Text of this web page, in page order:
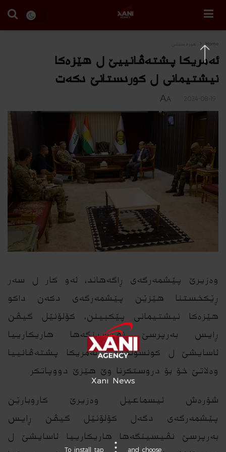
Home كوردستانى
ئه‌مریكا پشته‌ڤانییێ ل هێزه‌كا
نیشتیمانى ل كوردستانێ دكه‌ت
2024-08-19
A
A
وه‌زیرێ پێشمه‌رگه‌ى ڕاگه‌هاند، ئه‌و كار ل سه‌ر
ڕێكخستنا هێزێن پێشمه‌رگه‌ى دكه‌ن داكو
هێزه‌كا نیشتیمانى پێكبینن، كۆلۆنێل گیڤن
ڕایس به‌رپرسێ نڤیسینگه‌ها هاریكارییا
ئاسایشێ ل كونسۆلخانه‌یا ئه‌مریكا پشته‌ڤانییا
وه‌لاتێ خۆ بۆ دروستكرنا وێ هێزێ دووپاتكر.
شۆره‌ش ئیسماعیل وه‌زیرێ كاروبارێن
پێشمه‌رگه‌ى دگه‌ل كۆلۆنێل گیڤن ڕایس
به‌رپرسێ نڤیسینگه‌ها هاریكارییا ئاسایشێ ل
Xani News
To install tap
and choose